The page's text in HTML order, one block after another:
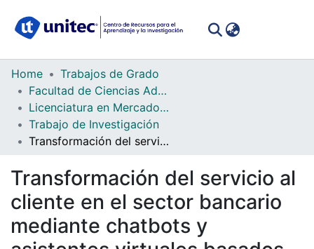
Communities
Collections
All of DSpace
Statistics
Home
Trabajos de Grado
Facultad de Ciencias Administrativas y Sociales
Licenciatura en Mercadotecnia
Trabajo de Investigación
Transformación del servicio al cliente en el sector bancario mediante chatbots y asistentes virtuales basados en inteligencia artificial: efectividad, implementación y mejores prácticas para mejorar la experiencia del consumidor
Transformación del servicio al
cliente en el sector bancario
mediante chatbots y